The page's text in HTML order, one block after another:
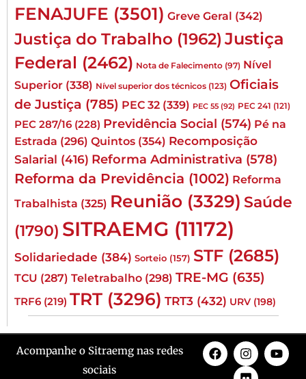
FENAJUFE (3501) Greve Geral (342)
Justiça do Trabalho (1962) Justiça
Federal (2462) Nota de Falecimento (97) Nível
Superior (338) Nível superior dos técnicos (123) Oficiais
de Justiça (785) PEC 32 (339) PEC 55 (92) PEC 241 (121)
PEC 287/16 (228) Previdência Social (574) Pé na
Estrada (296) Quintos (354) Recomposição
Salarial (416) Reforma Administrativa (578)
Reforma da Previdência (1002) Reforma
Trabalhista (325) Reunião (3329) Saúde
(1790) SITRAEMG (11172)
Solidariedade (384) Sorteio (157) STF (2685)
TCU (287) Teletrabalho (298) TRE-MG (635)
TRF6 (219) TRT (3296) TRT3 (432) URV (198)
Acompanhe o Sitraemg nas redes
sociais